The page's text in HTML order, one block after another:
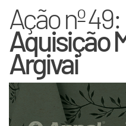
Ação nº 49:
Aquisição
Argivai